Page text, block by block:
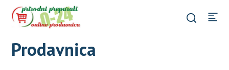
Prodavnica